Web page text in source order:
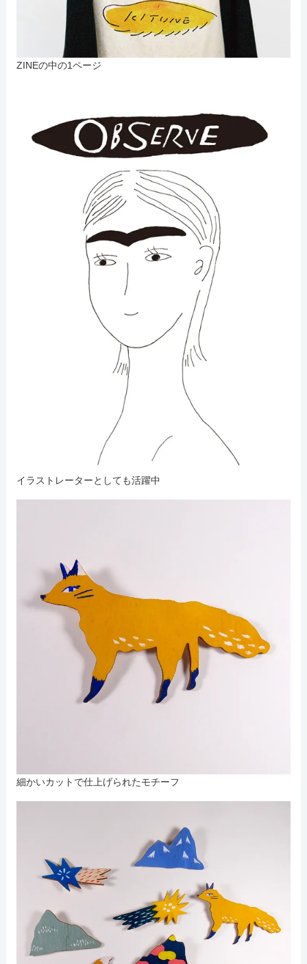
ZINEの中の1ページ
イラストレーターとしても活躍中
細かいカットで仕上げられたモチーフ